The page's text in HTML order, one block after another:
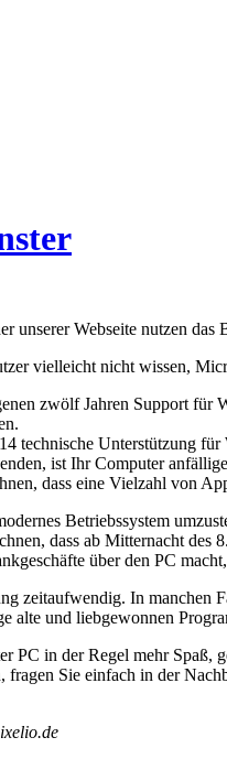
unserer Webseite nutzen
vielleicht nicht wissen,
zwölf Jahren Support für
technische Unterstützung
ist Ihr Computer
dass eine Vielzahl von
Betriebssystem
dass ab Mitternacht
über den PC
zeitaufwendig. In manchen
alte und liebgewonnen
PC in der Regel mehr Spaß,
Sie einfach in der